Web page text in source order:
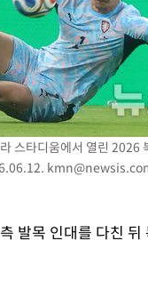
스타디움에서 열린 2026
발목 인대를 다친 뒤